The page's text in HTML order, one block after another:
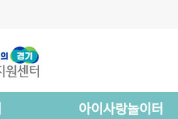
아이사랑놀이터